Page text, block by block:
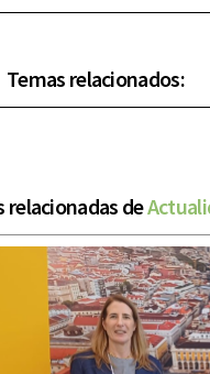
Temas relacionados:
relacionadas de